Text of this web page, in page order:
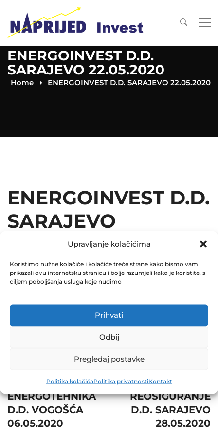
Upravljanje kolačićima
Koristimo nužne kolačiće i kolačiće treće strane kako bismo vam
prikazali ovu internetsku stranicu i bolje razumjeli kako je koristite, s
ciljem poboljšanja usluga koje nudimo
Prihvati
Odbij
Pregledaj postavke
Politika kolačićaPolitika privatnostiKontakt
ENERGOINVEST D.D.
SARAJEVO 22.05.2020
Home ENERGOINVEST D.D. SARAJEVO 22.05.2020
ENERGOINVEST D.D.
SARAJEVO
22.05.2020
May 22, 2020
0 Comments
navigation
ENERGOTEHNIKA
D.D. VOGOŠĆA
06.05.2020
REOSIGURANJE
D.D. SARAJEVO
28.05.2020